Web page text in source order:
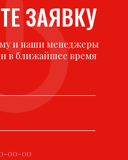
ЗАЯВКУ
и наши менеджеры
в ближайшее время